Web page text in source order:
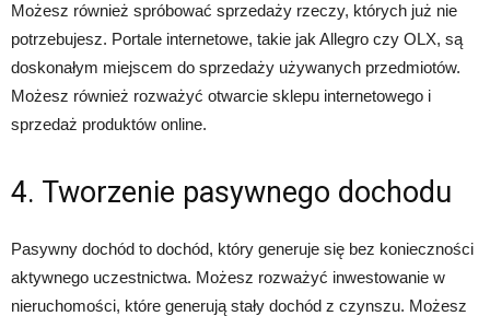
Możesz również spróbować sprzedaży rzeczy, których już nie
potrzebujesz. Portale internetowe, takie jak Allegro czy OLX, są
doskonałym miejscem do sprzedaży używanych przedmiotów.
Możesz również rozważyć otwarcie sklepu internetowego i
sprzedaż produktów online.
4. Tworzenie pasywnego dochodu
Pasywny dochód to dochód, który generuje się bez konieczności
aktywnego uczestnictwa. Możesz rozważyć inwestowanie w
nieruchomości, które generują stały dochód z czynszu. Możesz